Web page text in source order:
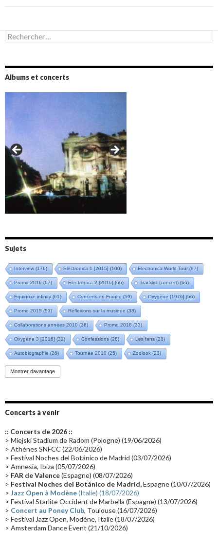
Rechercher :
Albums et concerts
Amazônia (2021)
Oxymore (2022)
Versailles 400 (2024)
Live in Bratislava (2025)
Sujets
Interview(176) Electronica 1 [2015] (100) Electronica World Tour(97)
Promo 2016 (67) Electronica 2 [2016] (66) Tracklist (concert) (66)
Equinoxe infinity(61) Concerts en France (59) Oxygène [1976] (56)
Promo 2015 (53) Réflexions sur la musique (38)
Collaborations années 2010 (36) Promo 2018 (33)
Oxygène 3 [2016] (32) Confessions (28) Les fans (28)
Autobiographie (26) Tournée 2010 (25) Zoolook (23)
Promo 2019(23)
Groupe de Recherche Musicale
Passages radio Vidéo Jarrecast (16) Synthé 80's
Les concerts en Chine(16) Cinéma
Synthé Roland(15) Belgique(15)
(14) Astronomie (14) (14)
Tournée 2025(14) 2024(14) Chine(13)
Montrer davantage
Concerts à venir
:: Concerts de 2026 ::
> Miejski Stadium de Radom (Pologne) (19/06/2026)
> Athènes SNFCC (22/06/2026)
> Festival Noches del Botánico de Madrid (03/07/2026)
> Amnesia, Ibiza (05/07/2026)
> FAR de Valence(Espagne) (08/07/2026)
> Festival Noches del Botánico de Madrid,Espagne (10/07/2026)
> Jazz Open à Modène(Italie) (18/07/2026)
> Festival Starlite Occident de Marbella (Espagne) (13/07/2026)
> Concert au Poney Club, Toulouse (16/07/2026)
> Festival Jazz Open, Modène, Italie (18/07/2026)
> Amsterdam Dance Event (21/10/2026)